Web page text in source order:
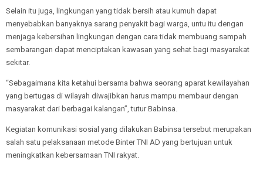
Selain itu juga, lingkungan yang tidak bersih atau kumuh dapat
menyebabkan banyaknya sarang penyakit bagi warga, untu itu dengan
menjaga kebersihan lingkungan dengan cara tidak membuang sampah
sembarangan dapat menciptakan kawasan yang sehat bagi masyarakat
sekitar.
“Sebagaimana kita ketahui bersama bahwa seorang aparat kewilayahan
yang bertugas di wilayah diwajibkan harus mampu membaur dengan
masyarakat dari berbagai kalangan”, tutur Babinsa.
Kegiatan komunikasi sosial yang dilakukan Babinsa tersebut merupakan
salah satu pelaksanaan metode Binter TNI AD yang bertujuan untuk
meningkatkan kebersamaan TNI rakyat.